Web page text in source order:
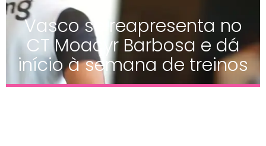
Vasco se reapresenta no
CT Moacyr Barbosa e dá
início à semana de treinos